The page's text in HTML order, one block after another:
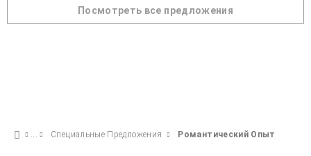
Посмотреть все предложения
Специальные Предложения Pомантический Опыт